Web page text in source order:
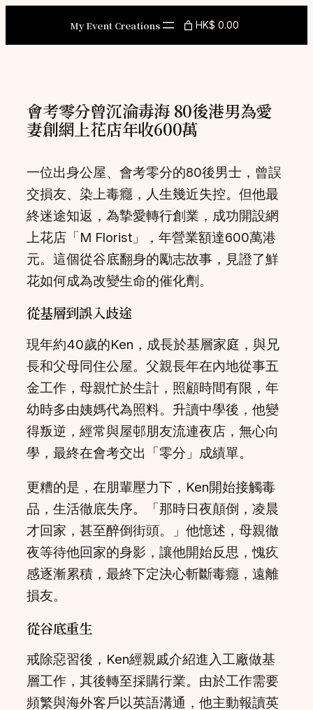
content
My Event Creations HK$ 0.00
會考零分曾沉淪毒海 80後港男為愛
妻創網上花店年收600萬
一位出身公屋、會考零分的80後男士，曾誤
交損友、染上毒癮，人生幾近失控。但他最
終迷途知返，為摯愛轉行創業，成功開設網
上花店「M Florist」，年營業額達600萬港
元。這個從谷底翻身的勵志故事，見證了鮮
花如何成為改變生命的催化劑。
從基層到誤入歧途
現年約40歲的Ken，成長於基層家庭，與兄
長和父母同住公屋。父親長年在內地從事五
金工作，母親忙於生計，照顧時間有限，年
幼時多由姨媽代為照料。升讀中學後，他變
得叛逆，經常與屋邨朋友流連夜店，無心向
學，最終在會考交出「零分」成績單。
更糟的是，在朋輩壓力下，Ken開始接觸毒
品，生活徹底失序。「那時日夜顛倒，凌晨
才回家，甚至醉倒街頭。」他憶述，母親徹
夜等待他回家的身影，讓他開始反思，愧疚
感逐漸累積，最終下定決心斬斷毒癮，遠離
損友。
從谷底重生
戒除惡習後，Ken經親戚介紹進入工廠做基
層工作，其後轉至採購行業。由於工作需要
頻繁與海外客戶以英語溝通，他主動報讀英